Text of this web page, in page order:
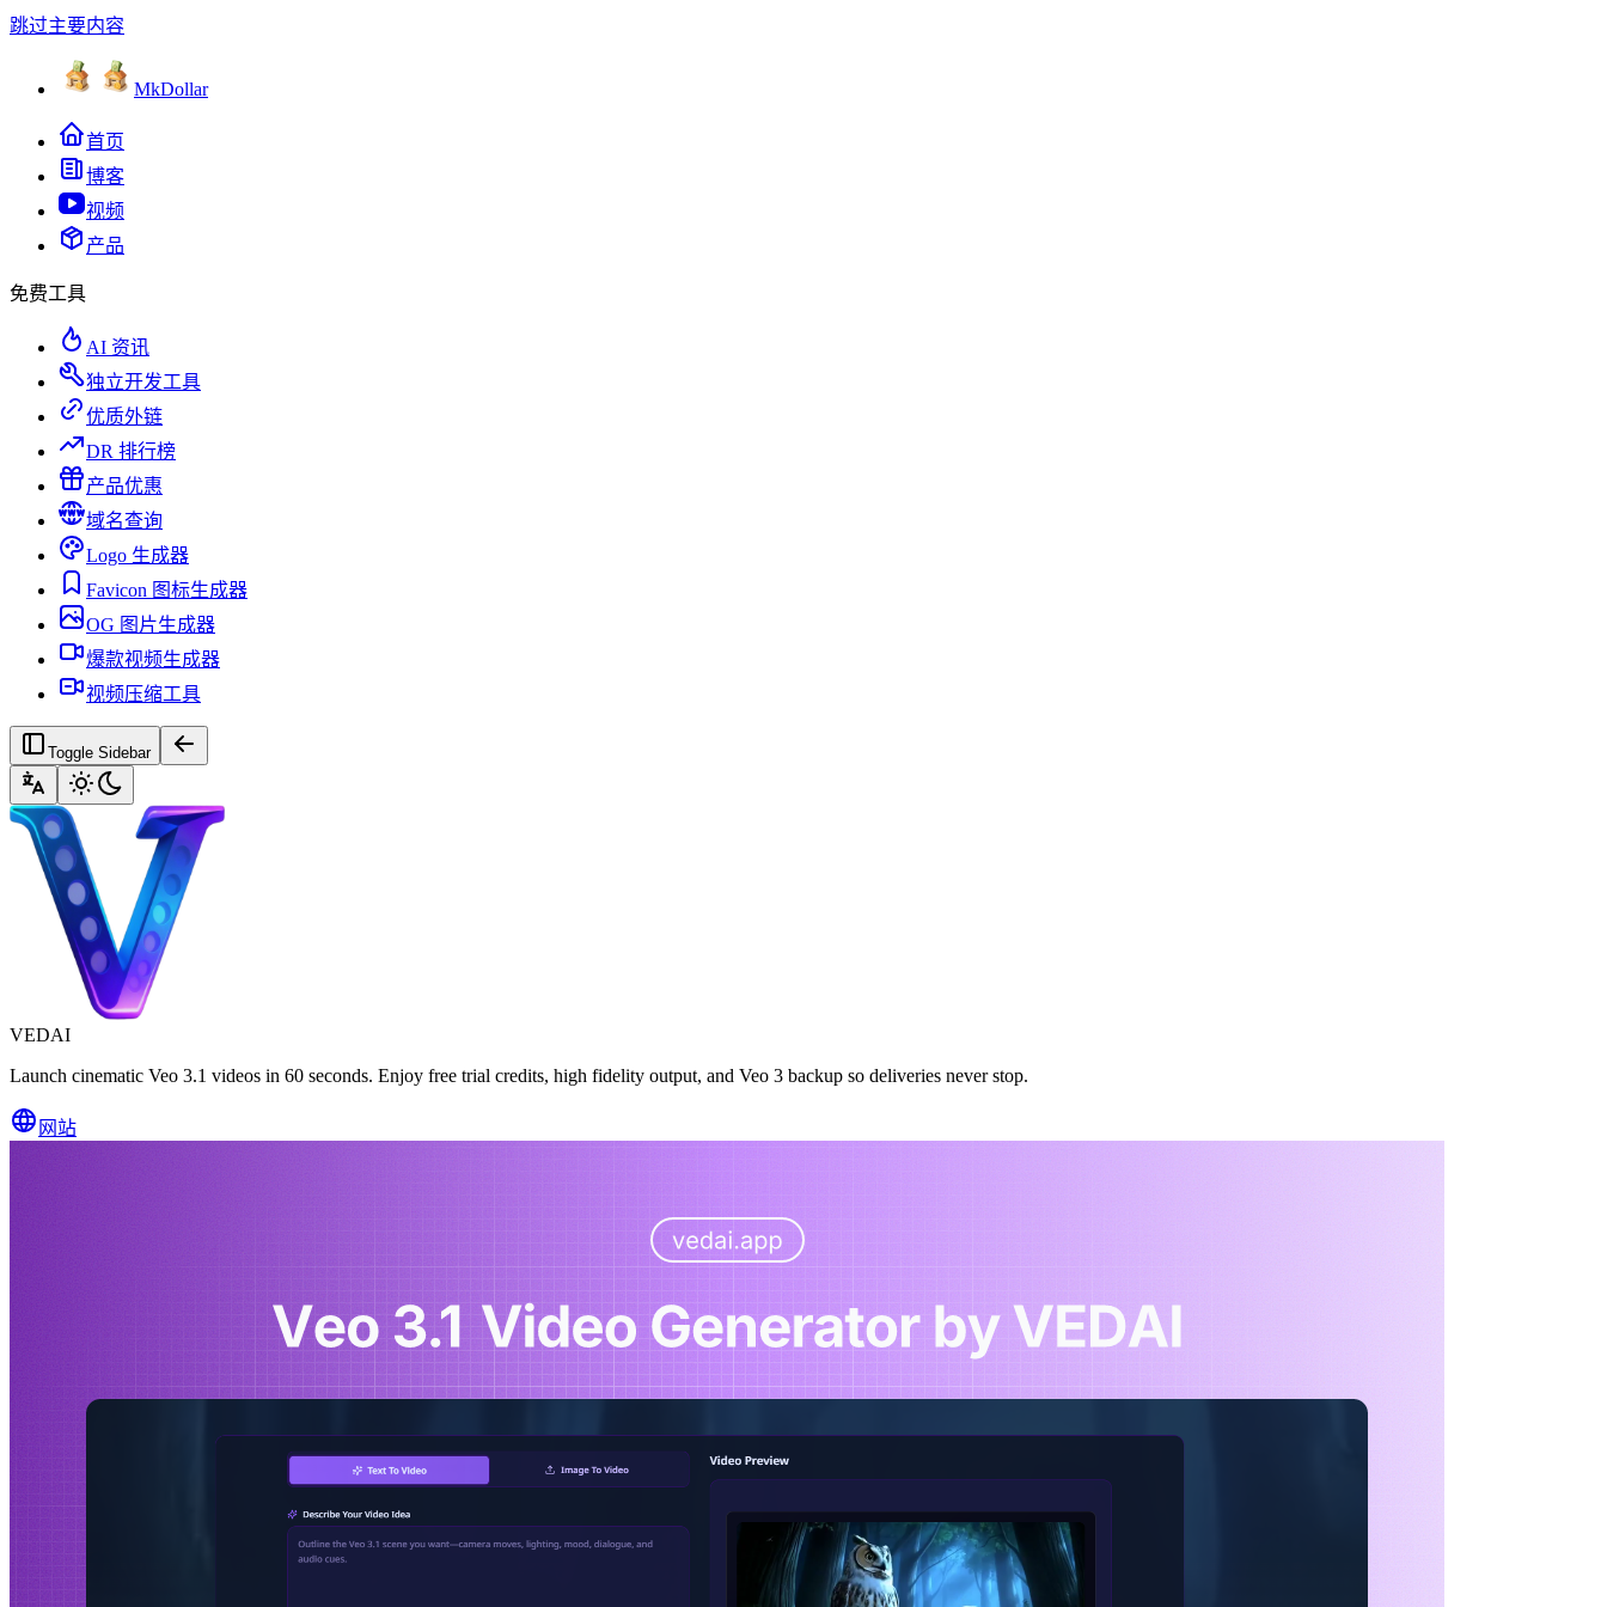
跳过主要内容
MkDollar
首页
博客
视频
产品
免费工具
AI 资讯
独立开发工具
优质外链
DR 排行榜
产品优惠
域名查询
Logo 生成器
Favicon 图标生成器
OG 图片生成器
爆款视频生成器
视频压缩工具
Toggle Sidebar
VEDAI
Launch cinematic Veo 3.1 videos in 60 seconds. Enjoy free trial credits, high fidelity output, and Veo 3 backup so deliveries never stop.
网站